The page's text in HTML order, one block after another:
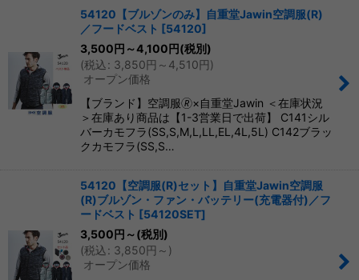
54120【ブルゾンのみ】自重堂Jawin空調服(R)
／フードベスト [54120]
3,500円 ～4,100円(税別)
(税込: 3,850円 ～4,510円)
オープン価格
【ブランド】空調服🄬×自重堂Jawin ＜在庫状況
＞在庫あり商品は【1-3営業日で出荷】 C141シル
バーカモフラ(SS,S,M,L,LL,EL,4L,5L) C142ブラッ
クカモフラ(SS,S…
54120【空調服(R)セット】自重堂Jawin空調服
(R)ブルゾン・ファン・バッテリー(充電器付)／フ
ードベスト [54120SET]
3,500円 ～(税別)
(税込: 3,850円 ～ )
オープン価格